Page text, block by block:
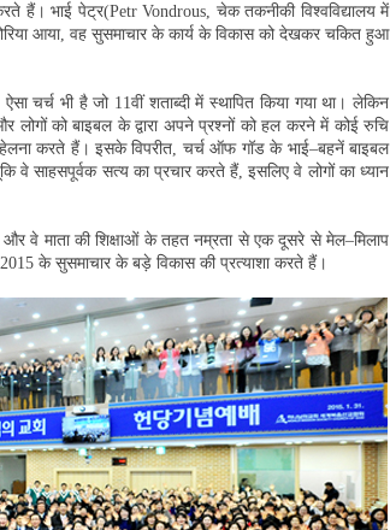
भाई पेट्र(Petr Vondrous, चेक तकनीकी विश्वविद्यालय में
आया, वह सुसमाचार के कार्य के विकास को देखकर चकित हुआ
चर्च भी है जो 11वीं शताब्दी में स्थापित किया गया था। लेकिन
लोगों को बाइबल के द्वारा अपने प्रश्नों को हल करने में कोई रुचि
करते हैं। इसके विपरीत, चर्च ऑफ गॉड के भाई–बहनें बाइबल
वे साहसपूर्वक सत्य का प्रचार करते हैं, इसलिए वे लोगों का ध्यान
वे माता की शिक्षाओं के तहत नम्रता से एक दूसरे से मेल–मिलाप
के सुसमाचार के बड़े विकास की प्रत्याशा करते हैं।